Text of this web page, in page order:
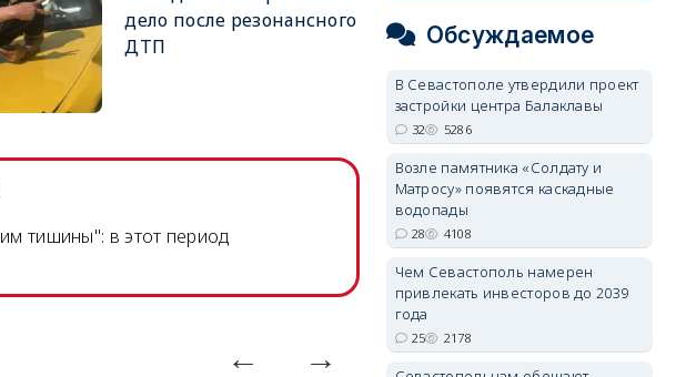
дело после резонансного
ДТП
тишины": в этот период
Обсуждаемое
В Севастополе утвердили проект
застройки центра Балаклавы
32 5286
Возле памятника «Солдату и
Матросу» появятся каскадные
водопады
28 4108
Чем Севастополь намерен
привлекать инвесторов до 2039
года
25 2178